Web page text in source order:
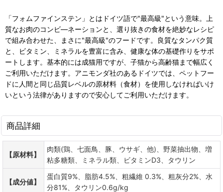
「フォムファインステン」とはドイツ語で"最高級"という意味。上
質なお肉のコンビ―ネーションと、選り抜きの食材を絶妙なレシピ
で組み合わせた、まさに"最高級"のフードです。良質なタンパク質
と、ビタミン、ミネラルを豊富に含み、健康な体の基礎作りをサポ
ートします。基本的には成猫用ですが、子猫から高齢猫まで幅広く
ご利用いただけます。アニモンダ社のあるドイツでは、ペットフー
ドに人間と同じ品質レベルの原材料（食材）を使用しなければいけ
いという法律がありますので安心してご利用いただけます。
商品詳細
【原材料】
肉類(鶏、七面鳥、豚、ウサギ、他)、野菜抽出物、増
粘多糖類、ミネラル類、ビタミンD3、タウリン
【成分値】
蛋白質9%、脂肪4.5%、粗繊維 0.3%、粗灰分2%、水
分81%、タウリン0.6g/kg